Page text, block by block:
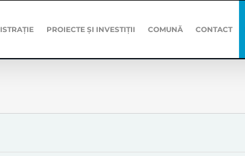
PROIECTE ȘI INVESTIȚII COMUNĂ CONTACT